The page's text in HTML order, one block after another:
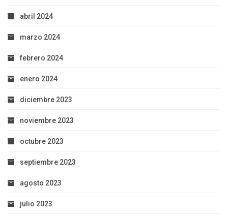
abril 2024
marzo 2024
febrero 2024
enero 2024
diciembre 2023
noviembre 2023
octubre 2023
septiembre 2023
agosto 2023
julio 2023